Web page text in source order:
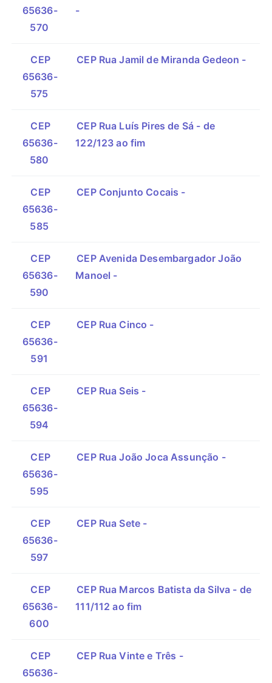
65636-
570
-
CEP
65636-
575
CEP Rua Jamil de Miranda Gedeon -
CEP
65636-
580
CEP Rua Luís Pires de Sá - de
122/123 ao fim
CEP
65636-
585
CEP Conjunto Cocais -
CEP
65636-
590
CEP Avenida Desembargador João
Manoel -
CEP
65636-
591
CEP Rua Cinco -
CEP
65636-
594
CEP Rua Seis -
CEP
65636-
595
CEP Rua João Joca Assunção -
CEP
65636-
597
CEP Rua Sete -
CEP
65636-
600
CEP Rua Marcos Batista da Silva - de
111/112 ao fim
CEP
65636-
CEP Rua Vinte e Três -